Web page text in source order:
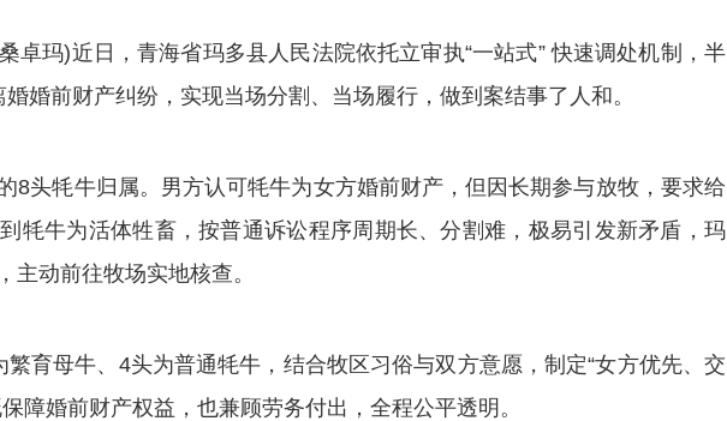
玛)近日，青海省玛多县人民法院依托立审执“一站式” 快速调处机制，半
婚前财产纠纷，实现当场分割、当场履行，做到案结事了人和。
牦牛归属。男方认可牦牛为女方婚前财产，但因长期参与放牧，要求给
牦牛为活体牲畜，按普通诉讼程序周期长、分割难，极易引发新矛盾，玛
主动前往牧场实地核查。
母牛、4头为普通牦牛，结合牧区习俗与双方意愿，制定“女方优先、交
障婚前财产权益，也兼顾劳务付出，全程公平透明。